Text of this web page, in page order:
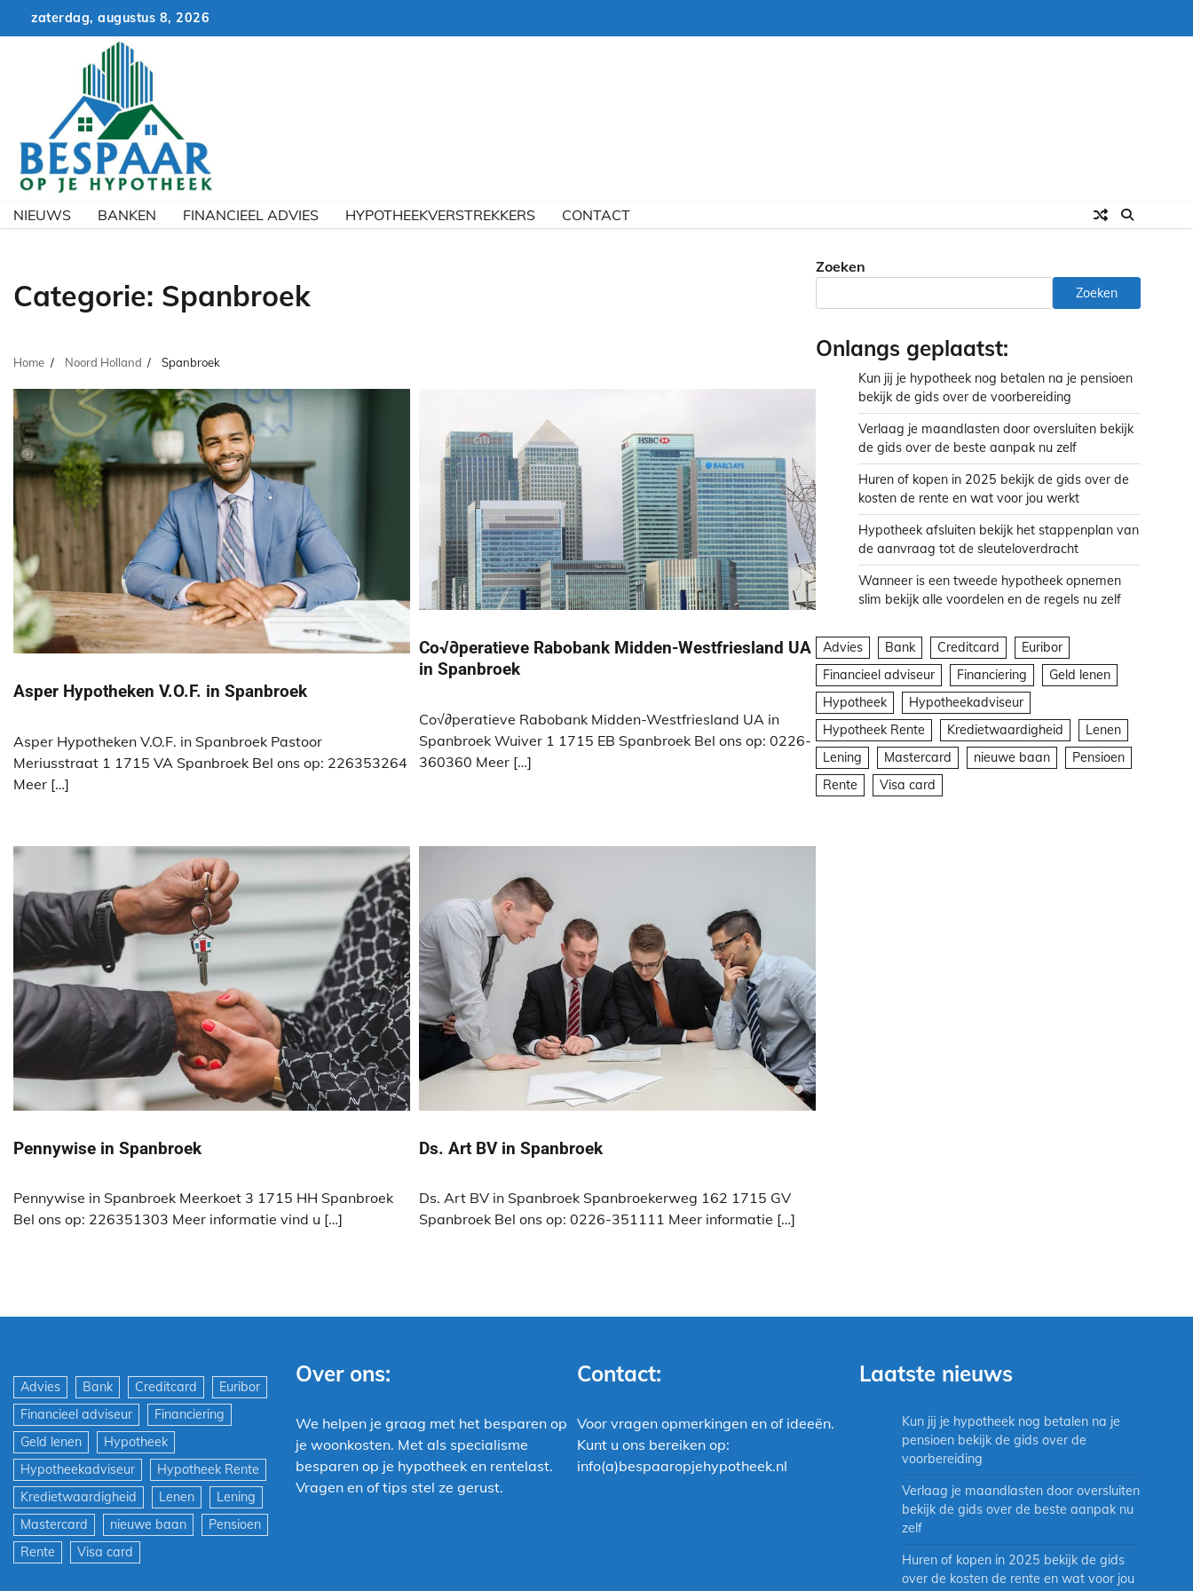
zaterdag, augustus 8, 2026
NIEUWS BANKEN FINANCIEEL ADVIES HYPOTHEEKVERSTREKKERS CONTACT
Categorie: Spanbroek
Home Noord Holland Spanbroek
Asper Hypotheken V.O.F. in Spanbroek
Asper Hypotheken V.O.F. in Spanbroek Pastoor
Meriusstraat 1 1715 VA Spanbroek Bel ons op: 226353264
Meer […]
Co√∂peratieve Rabobank Midden-Westfriesland UA
in Spanbroek
Co√∂peratieve Rabobank Midden-Westfriesland UA in
Spanbroek Wuiver 1 1715 EB Spanbroek Bel ons op: 0226-
360360 Meer […]
Pennywise in Spanbroek
Pennywise in Spanbroek Meerkoet 3 1715 HH Spanbroek
Bel ons op: 226351303 Meer informatie vind u […]
Ds. Art BV in Spanbroek
Ds. Art BV in Spanbroek Spanbroekerweg 162 1715 GV
Spanbroek Bel ons op: 0226-351111 Meer informatie […]
Zoeken
Zoeken
Onlangs geplaatst:
Kun jij je hypotheek nog betalen na je pensioen
bekijk de gids over de voorbereiding
Verlaag je maandlasten door oversluiten bekijk
de gids over de beste aanpak nu zelf
Huren of kopen in 2025 bekijk de gids over de
kosten de rente en wat voor jou werkt
Hypotheek afsluiten bekijk het stappenplan van
de aanvraag tot de sleuteloverdracht
Wanneer is een tweede hypotheek opnemen
slim bekijk alle voordelen en de regels nu zelf
Advies Bank Creditcard
Euribor
Financieel adviseur
Financiering
Geld lenen
Hypotheek
Hypotheekadviseur
Hypotheek Rente
Kredietwaardigheid
Lenen
Lening
Mastercard nieuwe baan
Pensioen
Rente
Visa card
Advies Bank Creditcard
Euribor
Financieel adviseur
Financiering
Geld lenen
Hypotheek
Hypotheekadviseur
Hypotheek Rente
Kredietwaardigheid
Lenen
Lening
Mastercard
nieuwe baan
Pensioen
Rente
Visa card
Over ons:
We helpen je graag met het besparen op
je woonkosten. Met als specialisme
besparen op je hypotheek en rentelast.
Vragen en of tips stel ze gerust.
Contact:
Voor vragen opmerkingen en of ideeën.
Kunt u ons bereiken op:
info(a)bespaaropjehypotheek.nl
Laatste nieuws
Kun jij je hypotheek nog betalen na je
pensioen bekijk de gids over de
voorbereiding
Verlaag je maandlasten door oversluiten
bekijk de gids over de beste aanpak nu
zelf
Huren of kopen in 2025 bekijk de gids
over de kosten de rente en wat voor jou